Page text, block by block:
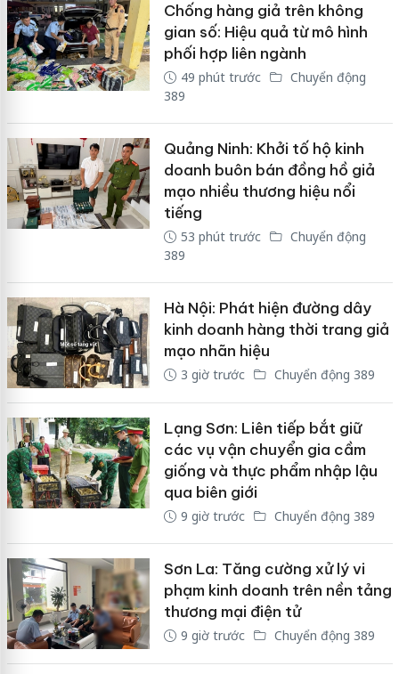
Chống hàng giả trên không
gian số: Hiệu quả từ mô hình
phối hợp liên ngành
49 phút trước
Chuyển động
389
Quảng Ninh: Khởi tố hộ kinh
doanh buôn bán đồng hồ giả
mạo nhiều thương hiệu nổi
tiếng
53 phút trước
Chuyển động
389
Hà Nội: Phát hiện đường dây
kinh doanh hàng thời trang giả
mạo nhãn hiệu
3 giờ trước Chuyển động 389
Lạng Sơn: Liên tiếp bắt giữ
các vụ vận chuyển gia cầm
giống và thực phẩm nhập lậu
qua biên giới
9 giờ trước Chuyển động 389
Sơn La: Tăng cường xử lý vi
phạm kinh doanh trên nền tảng
thương mại điện tử
9 giờ trước Chuyển động 389